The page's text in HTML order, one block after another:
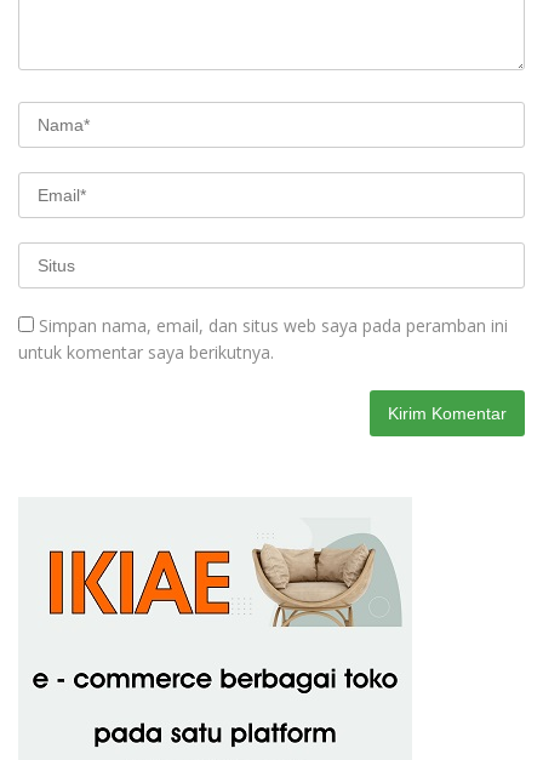
Simpan nama, email, dan situs web saya pada peramban ini
untuk komentar saya berikutnya.